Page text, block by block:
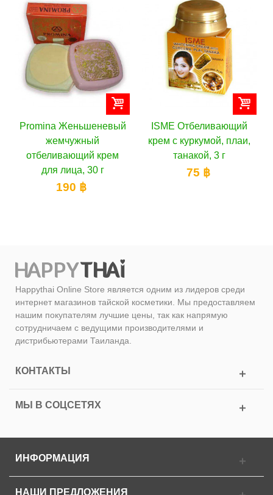
Женьшеневый
жемчужный
крем
для лица, 30 г
ISME Отбеливающий
крем с куркумой, плаи,
танакой, 3 г
Happythai Online Store является одним из лидеров среди
интернет магазинов тайской косметики. Мы предоставляем
нашим покупателям лучшие цены, так как напрямую
сотрудничаем с ведущими производителями и
дистрибьютерами Таиланда.
КОНТАКТЫ
МЫ В СОЦСЕТЯХ
ИНФОРМАЦИЯ
НАШИ ПРЕДЛОЖЕНИЯ